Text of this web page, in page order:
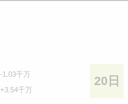
-1.03千万
+3.54千万
20日